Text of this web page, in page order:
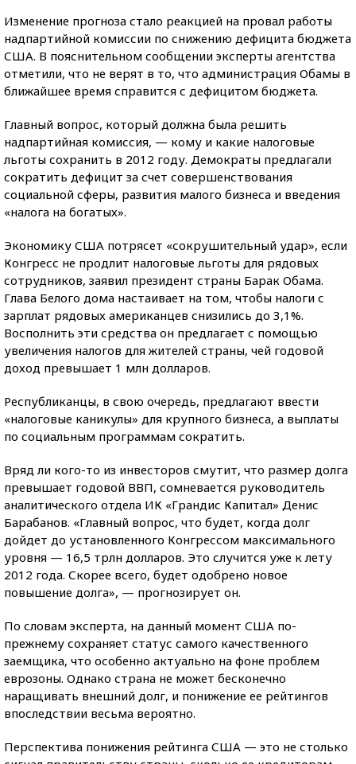
Изменение прогноза стало реакцией на провал работы
надпартийной комиссии по снижению дефицита бюджета
США. В пояснительном сообщении эксперты агентства
отметили, что не верят в то, что администрация Обамы в
ближайшее время справится с дефицитом бюджета.
Главный вопрос, который должна была решить
надпартийная комиссия, — кому и какие налоговые
льготы сохранить в 2012 году. Демократы предлагали
сократить дефицит за счет совершенствования
социальной сферы, развития малого бизнеса и введения
«налога на богатых».
Экономику США потрясет «сокрушительный удар», если
Конгресс не продлит налоговые льготы для рядовых
сотрудников, заявил президент страны Барак Обама.
Глава Белого дома настаивает на том, чтобы налоги с
зарплат рядовых американцев снизились до 3,1%.
Восполнить эти средства он предлагает с помощью
увеличения налогов для жителей страны, чей годовой
доход превышает 1 млн долларов.
Республиканцы, в свою очередь, предлагают ввести
«налоговые каникулы» для крупного бизнеса, а выплаты
по социальным программам сократить.
Вряд ли кого-то из инвесторов смутит, что размер долга
превышает годовой ВВП, сомневается руководитель
аналитического отдела ИК «Грандис Капитал» Денис
Барабанов. «Главный вопрос, что будет, когда долг
дойдет до установленного Конгрессом максимального
уровня — 16,5 трлн долларов. Это случится уже к лету
2012 года. Скорее всего, будет одобрено новое
повышение долга», — прогнозирует он.
По словам эксперта, на данный момент США по-
прежнему сохраняет статус самого качественного
заемщика, что особенно актуально на фоне проблем
еврозоны. Однако страна не может бесконечно
наращивать внешний долг, и понижение ее рейтингов
впоследствии весьма вероятно.
Перспектива понижения рейтинга США — это не столько